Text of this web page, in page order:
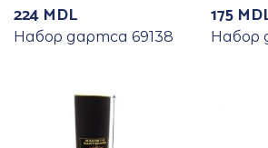
224 MDL
Набор дартса 69138
175
Набор